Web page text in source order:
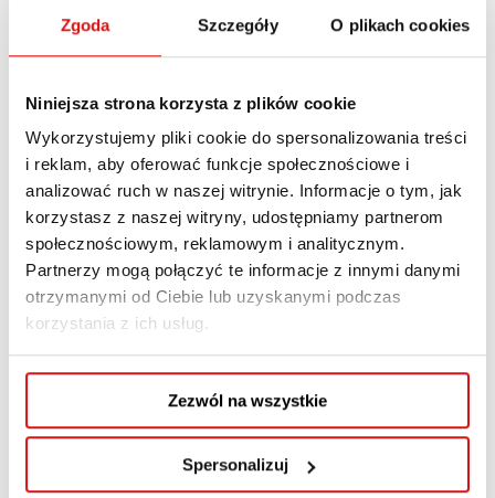
Zgoda Szczegóły O plikach cookies
Niniejsza strona korzysta z plików cookie
Wykorzystujemy pliki cookie do spersonalizowania treści
i reklam, aby oferować funkcje społecznościowe i
analizować ruch w naszej witrynie. Informacje o tym, jak
korzystasz z naszej witryny, udostępniamy partnerom
społecznościowym, reklamowym i analitycznym.
Partnerzy mogą połączyć te informacje z innymi danymi
otrzymanymi od Ciebie lub uzyskanymi podczas
korzystania z ich usług.
Zezwól na wszystkie
Spersonalizuj
„Uwolnij ciucha”
6 marca 2026 roku w Wyższej Szkole
Przedsiębiorczości i Administracji w Lublinie
podpisano umowę o współpracy z Fundacją
KOGNITIV, organizatorem corocznej akcji
charytatywnej „Uwolnij ciucha”. Porozumienie
otwiera kolejny rok wspólnych działań, które
łączą zaangażowanie społeczne z edukacją
podpisała dr Małgorzata Michalska-
Nakonieczna, prof. WSPA, Prorektor ds.
ogólnych, natomiast Fundację...